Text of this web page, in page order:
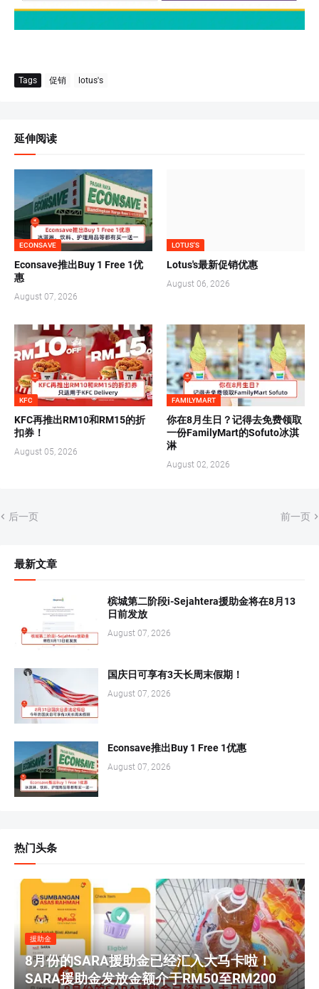
Tags 促销 lotus's
延伸阅读
ECONSAVE
Econsave推出Buy 1 Free 1优
惠
August 07, 2026
LOTUS'S
Lotus's最新促销优惠
August 06, 2026
KFC
KFC再推出RM10和RM15的折
扣券！
August 05, 2026
FAMILYMART
你在8月生日？记得去免费领取
一份FamilyMart的Sofuto冰淇
淋
August 02, 2026
后一页 前一页
最新文章
槟城第二阶段i-Sejahtera援助金将在8月13
日前发放
August 07, 2026
国庆日可享有3天长周末假期！
August 07, 2026
Econsave推出Buy 1 Free 1优惠
August 07, 2026
热门头条
援助金
8月份的SARA援助金已经汇入大马卡啦！
SARA援助金发放金额介于RM50至RM200